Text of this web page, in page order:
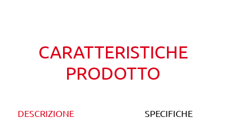
CARATTERISTICHE
PRODOTTO
DESCRIZIONE SPECIFICHE